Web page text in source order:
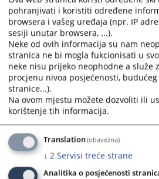
calendar
and
select
a
date.
Press
the
question
mark
key
get
the
calendar
and
select
a
date.
Press
question
mark
key
to
get
se službenici koji imaju pristup CMS
aplikaciju se vode svi postupci u
Kako mogu doći
Do suca koji sudi u Vašem postupku
bez poziva ili bez odobrenja
pohranjivati i koristiti određene
browsera i vašeg uređaja (npr. IP
sesiji unutar browsera, ...).
Neke od ovih informacija su nam
stranica ne bi mogla fukcionisati u
neke nisu prijeko neophodne a služe
procjenu nivoa posjećenosti,
stranice...).
Na ovom mjestu možete dozvoliti ili
korištenje tih informacija.
Translation(obavezna)
↓ 2 Servisi treće strane
Analitika o posjećenosti